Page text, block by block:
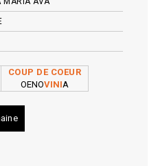
COUP DE COEUR
OENOVINIA